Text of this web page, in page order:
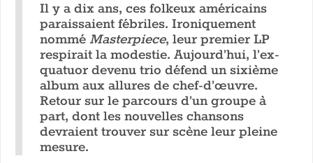
Il y a dix ans, ces folkeux américains
paraissaient fébriles. Ironiquement
nommé Masterpiece, leur premier LP
respirait la modestie. Aujourd’hui, l’ex-
quatuor devenu trio défend un sixième
album aux allures de chef-d’œuvre.
Retour sur le parcours d’un groupe à
part, dont les nouvelles chansons
devraient trouver sur scène leur pleine
mesure.